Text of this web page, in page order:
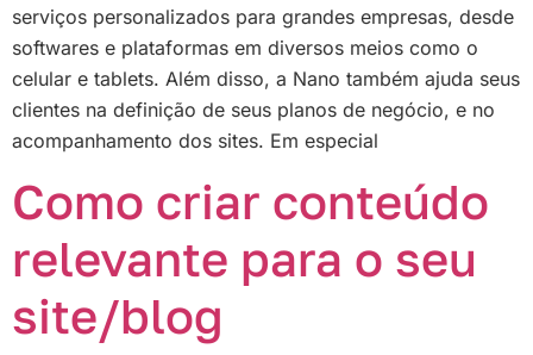
serviços personalizados para grandes empresas, desde
softwares e plataformas em diversos meios como o
celular e tablets. Além disso, a Nano também ajuda seus
clientes na definição de seus planos de negócio, e no
acompanhamento dos sites. Em especial
Como criar conteúdo
relevante para o seu
site/blog